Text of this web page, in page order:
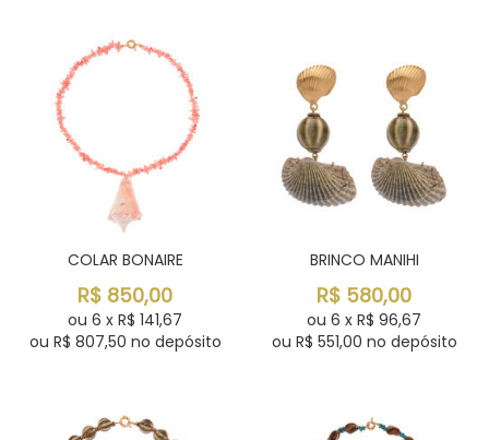
COLAR BONAIRE
R$ 850,00
ou 6 x R$ 141,67
ou R$ 807,50 no depósito
BRINCO MANIHI
R$ 580,00
ou 6 x R$ 96,67
ou R$ 551,00 no depósito